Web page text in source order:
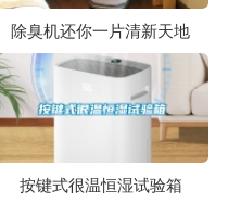
除臭机还你一片清新天地
按键式很温恒湿试验箱